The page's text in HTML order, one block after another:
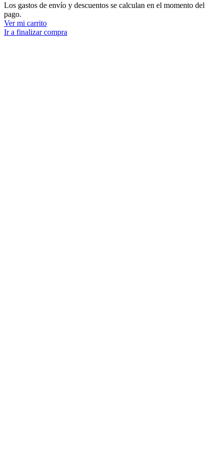
Productos
del
carrito
Los gastos de envío y descuentos se calculan en el momento del
pago.
Ver mi carrito
Ir a finalizar compra